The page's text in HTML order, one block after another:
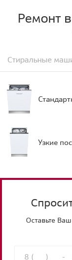
Ремонт
Стиральные
Узкие
Оставьте